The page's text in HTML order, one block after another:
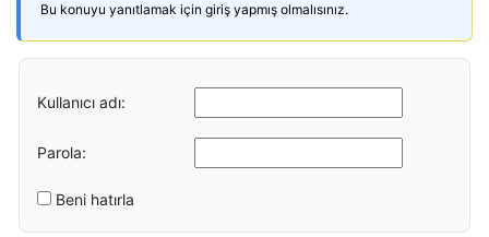
Bu konuyu yanıtlamak için giriş yapmış olmalısınız.
Kullanıcı adı:
Parola:
Beni hatırla